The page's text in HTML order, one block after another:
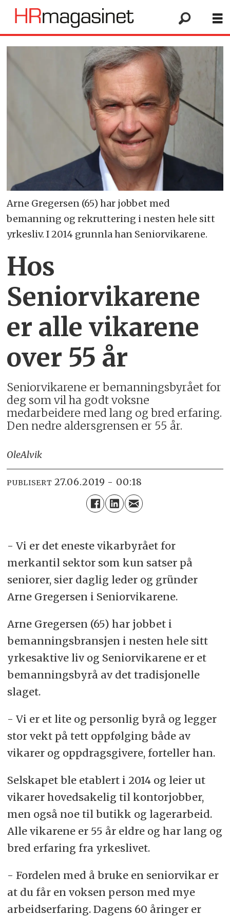
Arne Gregersen (65) har jobbet med
bemanning og rekruttering i nesten hele sitt
yrkesliv. I 2014 grunnla han Seniorvikarene.
Hos
Seniorvikarene
er alle vikarene
over 55 år
Seniorvikarene er bemanningsbyrået for
deg som vil ha godt voksne
medarbeidere med lang og bred erfaring.
Den nedre aldersgrensen er 55 år.
OleAlvik
PUBLISERT 27.06.2019 - 00:18
- Vi er det eneste vikarbyrået for
merkantil sektor som kun satser på
seniorer, sier daglig leder og gründer
Arne Gregersen i Seniorvikarene.
Arne Gregersen (65) har jobbet i
bemanningsbransjen i nesten hele sitt
yrkesaktive liv og Seniorvikarene er et
bemanningsbyrå av det tradisjonelle
slaget.
- Vi er et lite og personlig byrå og legger
stor vekt på tett oppfølging både av
vikarer og oppdragsgivere, forteller han.
Selskapet ble etablert i 2014 og leier ut
vikarer hovedsakelig til kontorjobber,
men også noe til butikk og lagerarbeid.
Alle vikarene er 55 år eldre og har lang og
bred erfaring fra yrkeslivet.
- Fordelen med å bruke en seniorvikar er
at du får en voksen person med mye
arbeidserfaring. Dagens 60 åringer er